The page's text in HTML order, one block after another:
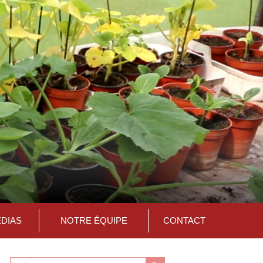
NOTRE ÉQUIPE CONTACT